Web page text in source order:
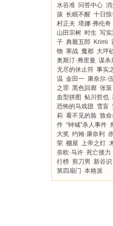
水谷准 问答中心
孩 长眠不醒 十日
村正夫 塔娜·弗伦奇
山田宗树 时生 写实
子 典厩五郎 Krimi
物 寒战 魔都 大坪
奥斯汀·弗里曼 谋杀
无尽的休止符 事实
温 金田一 康奈尔·
之罪 黑色回廊 张策
血型拼图 鲇川哲也
恐怖的马戏团
雪盲
莉 看不见的脸 致
件 “钟城”杀人事件
大奖 约翰·康奈利
荣 棚屋 上帝之灯
奈欧·马许 死亡接力
行榜 剪刀男 新谷识
第四扇门 本格派